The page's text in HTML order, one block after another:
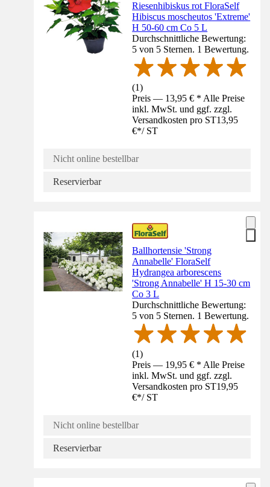
Riesenhibiskus rot FloraSelf
Hibiscus moscheutos 'Extreme'
H 50-60 cm Co 5 L
Durchschnittliche Bewertung:
5 von 5 Sternen. 1 Bewertung.
(1)
Preis — 13,95 € * Alle Preise
inkl. MwSt. und ggf. zzgl.
Versandkosten pro ST13,95
€*/ ST
Nicht online bestellbar
Reservierbar
Ballhortensie 'Strong
Annabelle' FloraSelf
Hydrangea arborescens
'Strong Annabelle' H 15-30 cm
Co 3 L
Durchschnittliche Bewertung:
5 von 5 Sternen. 1 Bewertung.
(1)
Preis — 19,95 € * Alle Preise
inkl. MwSt. und ggf. zzgl.
Versandkosten pro ST19,95
€*/ ST
Nicht online bestellbar
Reservierbar